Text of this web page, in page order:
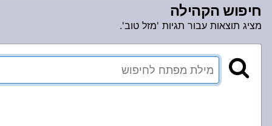
חיפוש הקהילה
מציג תוצאות עבור תגיות 'מזל טוב'.